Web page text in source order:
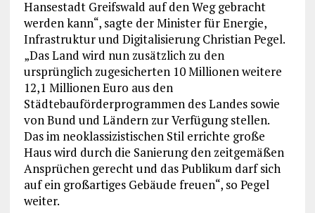
Hansestadt Greifswald auf den Weg gebracht
werden kann“, sagte der Minister für Energie,
Infrastruktur und Digitalisierung Christian Pegel.
„Das Land wird nun zusätzlich zu den
ursprünglich zugesicherten 10 Millionen weitere
12,1 Millionen Euro aus den
Städtebauförderprogrammen des Landes sowie
von Bund und Ländern zur Verfügung stellen.
Das im neoklassizistischen Stil errichte große
Haus wird durch die Sanierung den zeitgemäßen
Ansprüchen gerecht und das Publikum darf sich
auf ein großartiges Gebäude freuen“, so Pegel
weiter.